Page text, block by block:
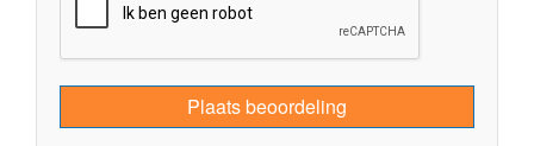
Plaats beoordeling